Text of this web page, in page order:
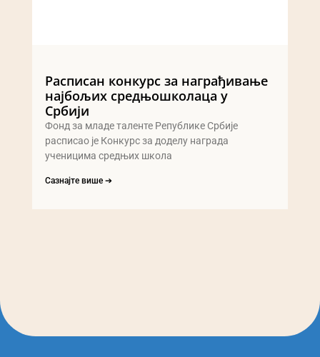
Расписан конкурс за награђивање
најбољих средњошколаца у
Србији
Фонд за младе таленте Републике Србије
расписао је Конкурс за доделу награда
ученицима средњих школа
Сазнајте више ➔